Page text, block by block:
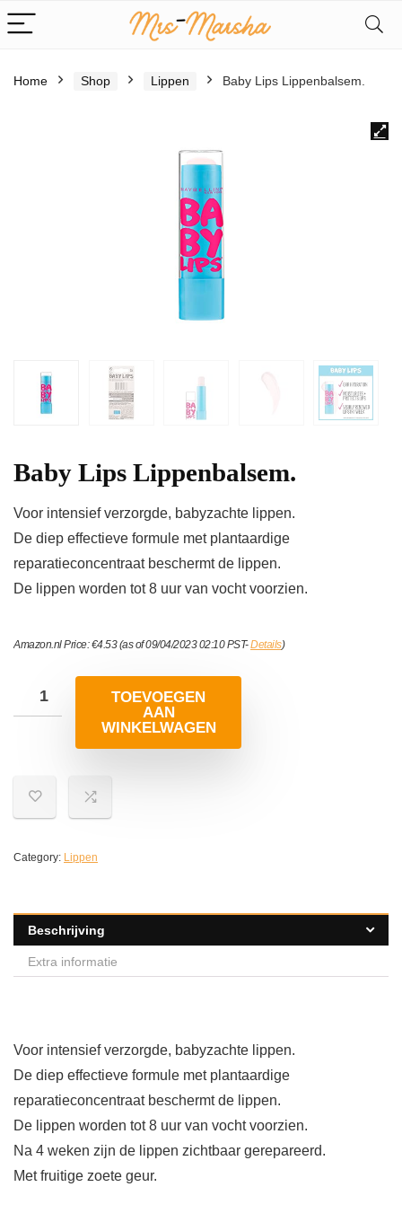
Home Shop Lippen Baby Lips Lippenbalsem.
Baby Lips Lippenbalsem.
Voor intensief verzorgde, babyzachte lippen.
De diep effectieve formule met plantaardige
reparatieconcentraat beschermt de lippen.
De lippen worden tot 8 uur van vocht voorzien.
Amazon.nl Price:€4.53(as of 09/04/2023 02:10 PST-Details)
TOEVOEGEN
AAN
WINKELWAGEN
Category: Lippen
Beschrijving
Extra informatie
Voor intensief verzorgde, babyzachte lippen.
De diep effectieve formule met plantaardige
reparatieconcentraat beschermt de lippen.
De lippen worden tot 8 uur van vocht voorzien.
Na 4 weken zijn de lippen zichtbaar gerepareerd.
Met fruitige zoete geur.